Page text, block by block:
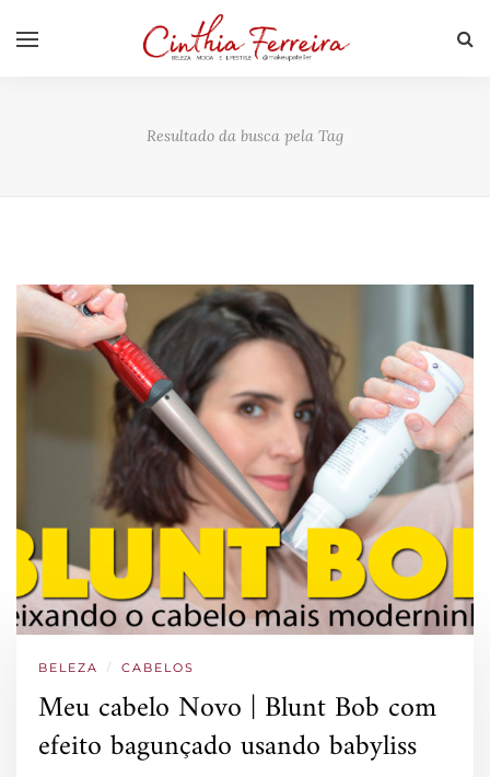
Resultado da busca pela Tag
BELEZA / CABELOS
Meu cabelo Novo | Blunt Bob com
efeito bagunçado usando babyliss